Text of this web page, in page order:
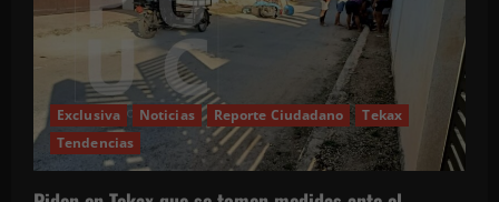
jubila
tras
30
años
de
servicio
docente.
Su
esposo,
José
Francisco
Osorio
Leal,
Exclusiva Noticias Reporte Ciudadano
Tekax
Tendencias